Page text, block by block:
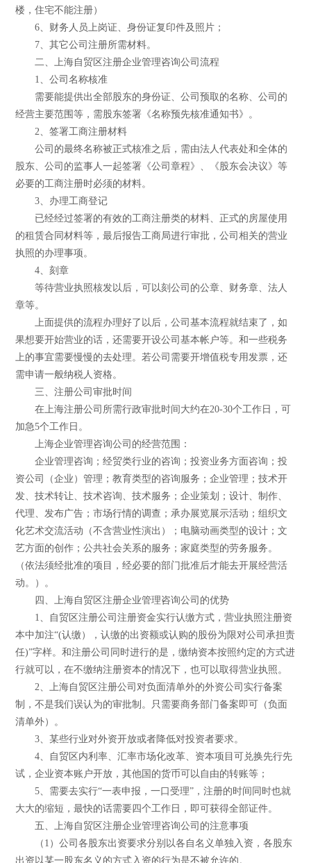
楼，住宅不能注册）
6、财务人员上岗证、身份证复印件及照片；
7、其它公司注册所需材料。
二、上海自贸区注册企业管理咨询公司流程
1、公司名称核准
需要能提供出全部股东的身份证、公司预取的名称、公司的
经营主要范围等，需股东签署《名称预先核准通知书》。
2、签署工商注册材料
公司的最终名称被正式核准之后，需由法人代表处和全体的
股东、公司的监事人一起签署《公司章程》、《股东会决议》等
必要的工商注册时必须的材料。
3、办理工商登记
已经经过签署的有效的工商注册类的材料、正式的房屋使用
的租赁合同材料等，最后报告工商局进行审批，公司相关的营业
执照的办理事项。
4、刻章
等待营业执照核发以后，可以刻公司的公章、财务章、法人
章等。
上面提供的流程办理好了以后，公司基本流程就结束了，如
果想要开始营业的话，还需要开设公司基本帐户等。和一些税务
上的事宜需要慢慢的去处理。若公司需要开增值税专用发票，还
需申请一般纳税人资格。
三、注册公司审批时间
在上海注册公司所需行政审批时间大约在20-30个工作日，可
加急5个工作日。
上海企业管理咨询公司的经营范围：
企业管理咨询；经贸类行业的咨询；投资业务方面咨询；投
资公司（企业）管理；教育类型的咨询服务；企业管理；技术开
发、技术转让、技术咨询、技术服务；企业策划；设计、制作、
代理、发布广告；市场行情的调查；承办展览展示活动；组织文
化艺术交流活动（不含营业性演出）；电脑动画类型的设计；文
艺方面的创作；公共社会关系的服务；家庭类型的劳务服务。
（依法须经批准的项目，经必要的部门批准后才能去开展经营活
动。）。
四、上海自贸区注册企业管理咨询公司的优势
1、自贸区注册公司注册资金实行认缴方式，营业执照注册资
本中加注“(认缴），认缴的出资额或认购的股份为限对公司承担责
任)”字样。和注册公司同时进行的是，缴纳资本按照约定的方式进
行就可以，在不缴纳注册资本的情况下，也可以取得营业执照。
2、上海自贸区注册公司对负面清单外的外资公司实行备案
制，不是我们误认为的审批制。只需要商务部门备案即可（负面
清单外）。
3、某些行业对外资开放或者降低对投资者要求。
4、自贸区内利率、汇率市场化改革、资本项目可兑换先行先
试，企业资本账户开放，其他国的货币可以自由的转账等；
5、需要去实行“一表申报，一口受理”，注册的时间同时也就
大大的缩短，最快的话需要四个工作日，即可获得全部证件。
五、上海自贸区注册企业管理咨询公司的注意事项
（1）公司各股东出资要求分别以各自名义单独入资，各股东
出资以某一股东名义的方式入资的行为是不被允许的。